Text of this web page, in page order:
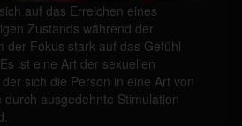
auf das Erreichen eines
Zustands während der
der Fokus stark auf das Gefühl
ist eine Art der sexuellen
sich die Person in eine Art von
durch ausgedehnte Stimulation